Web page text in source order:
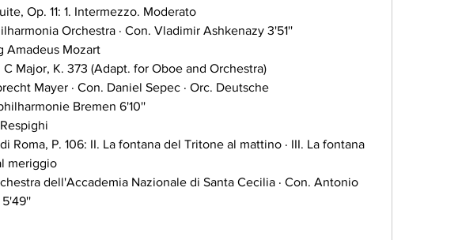
Op. 11: 1. Intermezzo. Moderato
Orchestra · Con. Vladimir Ashkenazy 3'51''
Amadeus Mozart
C Major, K. 373 (Adapt. for Oboe and Orchestra)
Mayer · Con. Daniel Sepec · Orc. Deutsche
Bremen 6'10''
Roma, P. 106: II. La fontana del Tritone al mattino · III. La fontana
meriggio
dell'Accademia Nazionale di Santa Cecilia · Con. Antonio
5'49''